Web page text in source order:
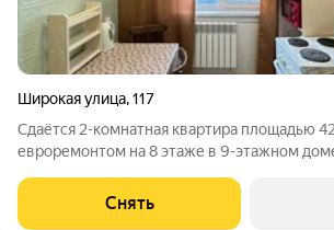
Широкая улица,117
Сдаётся 2-комнатная квартира площадью
евроремонтом на 8 этаже в 9-этажном доме
Стиральная машина Холодильник Микроволновка Пылесос
Дом - панельный, окна выходят во двор.
Снять